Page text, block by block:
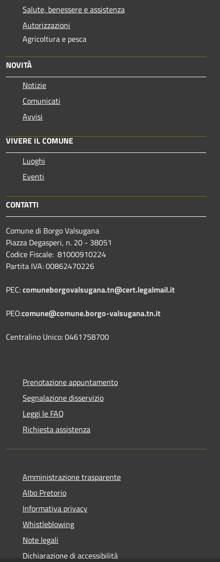
Salute, benessere e assistenza
Autorizzazioni
Agricoltura e pesca
NOVITÀ
Notizie
Comunicati
Avvisi
VIVERE IL COMUNE
Luoghi
Eventi
CONTATTI
Comune di Borgo Valsugana
Piazza Degasperi, n. 20 - 38051
Codice Fiscale: 81000910224
Partita IVA: 00862470226
PEC:comuneborgovalsugana.tn@cert.legalmail.it
PEO:comune@comune.borgo-valsugana.tn.it
Centralino Unico: 0461758700
Prenotazione appuntamento
Segnalazione disservizio
Leggi le FAQ
Richiesta assistenza
Amministrazione trasparente
Albo Pretorio
Informativa privacy
Whistleblowing
Note legali
Dichiarazione di accessibilità